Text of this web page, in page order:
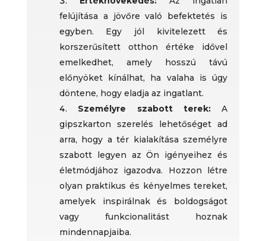
felújítása a jövőre való befektetés is
egyben. Egy jól kivitelezett és
korszerűsített otthon értéke idővel
emelkedhet, amely hosszú távú
előnyöket kínálhat, ha valaha is úgy
döntene, hogy eladja az ingatlant.
Személyre szabott terek:A
gipszkarton szerelés lehetőséget ad
arra, hogy a tér kialakítása személyre
szabott legyen az Ön igényeihez és
életmódjához igazodva. Hozzon létre
olyan praktikus és kényelmes tereket,
amelyek inspirálnak és boldogságot
vagy funkcionalitást hoznak
mindennapjaiba.